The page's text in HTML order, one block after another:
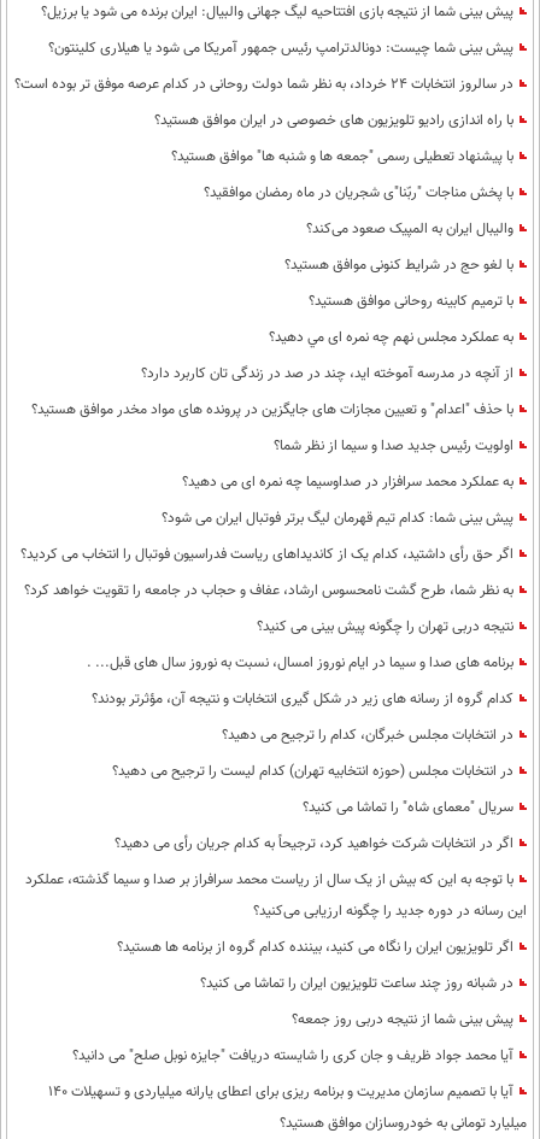
پیش بینی شما از نتیجه بازی افتتاحیه لیگ جهانی والبیال: ایران برنده می شود یا برزیل؟
پیش بینی شما چیست: دونالدترامپ رئیس جمهور آمریکا می شود یا هیلاری کلینتون؟
در سالروز انتخابات 24 خرداد، به نظر شما دولت روحانی در کدام عرصه موفق تر بوده است؟
با راه اندازی رادیو تلویزیون های خصوصی در ایران موافق هستید؟
با پیشنهاد تعطیلی رسمی "جمعه ها و شنبه ها" موافق هستید؟
با پخش مناجات "ربّنا"ی شجریان در ماه رمضان موافقید؟
والیبال ایران به المپیک صعود می‌کند؟
با لغو حج در شرایط کنونی موافق هستید؟
با ترمیم کابینه روحانی موافق هستید؟
به عملكرد مجلس نهم چه نمره ای مي دهيد؟
از آنچه در مدرسه آموخته اید، چند در صد در زندگی تان کاربرد دارد؟
با حذف "اعدام" و تعیین مجازات های جایگزین در پرونده های مواد مخدر موافق هستید؟
اولویت رئیس جدید صدا و سیما از نظر شما؟
به عملکرد محمد سرافزار در صداوسیما چه نمره ای می دهید؟
پیش بینی شما: کدام تیم قهرمان لیگ برتر فوتبال ایران می شود؟
اگر حق رأی داشتید، کدام یک از کاندیداهای ریاست فدراسیون فوتبال را انتخاب می کردید؟
به نظر شما، طرح گشت نامحسوس ارشاد، عفاف و حجاب در جامعه را تقویت خواهد کرد؟
نتیجه دربی تهران را چگونه پیش بینی می کنید؟
برنامه های صدا و سیما در ایام نوروز امسال، نسبت به نوروز سال های قبل... .
کدام گروه از رسانه های زیر در شکل گیری انتخابات و نتیجه آن، مؤثرتر بودند؟
در انتخابات مجلس خبرگان، کدام را ترجیح می دهید؟
در انتخابات مجلس (حوزه انتخابیه تهران) کدام لیست را ترجیح می دهید؟
سریال "معمای شاه" را تماشا می کنید؟
اگر در انتخابات شرکت خواهید کرد، ترجیحاً به کدام جریان رأی می دهید؟
با توجه به این که بیش از یک سال از ریاست محمد سرافراز بر صدا و سیما گذشته، عملکرد
این رسانه در دوره جدید را چگونه ارزیابی می‌کنید؟
اگر تلویزیون ایران را نگاه می کنید، بیننده کدام گروه از برنامه ها هستید؟
در شبانه روز چند ساعت تلویزیون ایران را تماشا می کنید؟
پیش بینی شما از نتیجه دربی روز جمعه؟
آیا محمد جواد ظریف و جان کری را شایسته دریافت "جایزه نوبل صلح" می دانید؟
آیا با تصمیم سازمان مدیریت و برنامه ریزی برای اعطای یارانه میلیاردی و تسهیلات 140
میلیارد تومانی به خودروسازان موافق هستید؟